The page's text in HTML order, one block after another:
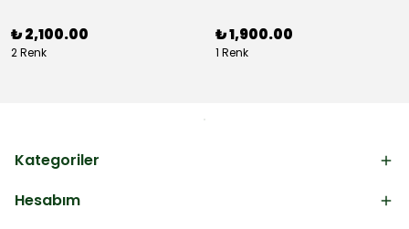
₺ 2,100.00
2 Renk
₺ 1,900.00
1 Renk
Kategoriler
Hesabım